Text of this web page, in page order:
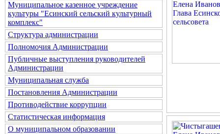
Муниципальное казенное учреждение
культуры "Есинский сельский культурный
комплекс"
Структура администрации
Полномочия Администрации
Публичные выступления руководителей
Администрации
Муниципальная служба
Постановления Администрации
Противодействие коррупции
Статистическая информация
О муниципальном образовании